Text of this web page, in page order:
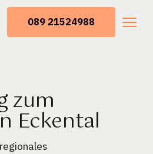
089 21524988
zum
Eckental